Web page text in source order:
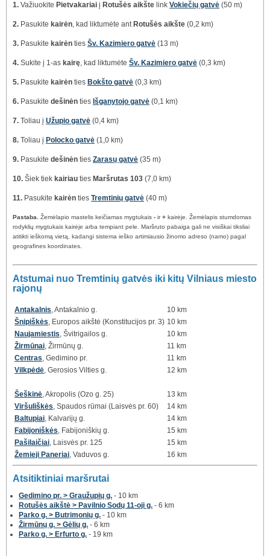
1. Važiuokite Pietvakariai į Rotušės aikšte link Vokiečių gatvė (50 m)
2. Pasukite kairėn, kad liktumėte ant Rotušės aikšte (0,2 km)
3. Pasukite kairėn ties Šv. Kazimiero gatvė (13 m)
4. Sukite į 1-as kairę, kad liktumėte Šv. Kazimiero gatvė (0,3 km)
5. Pasukite kairėn ties Bokšto gatvė (0,3 km)
6. Pasukite dešinėn ties Išganytojo gatvė (0,1 km)
7. Toliau į Užupio gatvė (0,4 km)
8. Toliau į Polocko gatvė (1,0 km)
9. Pasukite dešinėn ties Zarasų gatvė (35 m)
10. Šiek tiek kairiau ties Maršrutas 103 (7,0 km)
11. Pasukite kairėn ties Tremtinių gatvė (40 m)
Pastaba. Žemėlapio mastelis keičiamas mygtukais - ir+ kairėje. Žemėlapis stumdomas
rodyklių mygtukais kairėje arba tempiant pele. Maršruto pabaiga gali ne visiškai tiksliai
atitikti ieškomą vietą, kadangi sistema ieško artimiausio žinomo adreso (namo) pagal
geografines koordinates.
Atstumai nuo Tremtinių gatvės iki kitų Vilniaus miesto
rajonų
Antakalnis , Antakalnio g.
10 km
Šnipiškės , Europos aikštė (Konstitucijos pr. 3) 10 km
Naujamiestis , Švitrigailos g.
10 km
Žirmūnai , Žirmūnų g.
11 km
Centras , Gedimino pr.
11 km
Vilkpėdė , Gerosios Vilties g. 12 km
Šeškinė , Akropolis (Ozo g. 25)
13 km
Viršuliškės , Spaudos rūmai (Laisvės pr. 60)
14 km
Baltupiai , Kalvarijų g.
14 km
Fabijoniškės , Fabijoniškių g.
15 km
Pašilaičiai , Laisvės pr. 125
15 km
Žemieji Paneriai , Vaduvos g. 16 km
Atsitiktiniai maršrutai
Gedimino pr. > Graužupių g. - 10 km
Rotušės aikštė > Pavilnio Sodų 11-oji g. - 6 km
Parko g. > Butrimonių g. - 10 km
Žirmūnų g. > Gėlių g. - 6 km
Parko g. > Erfurto g. - 19 km